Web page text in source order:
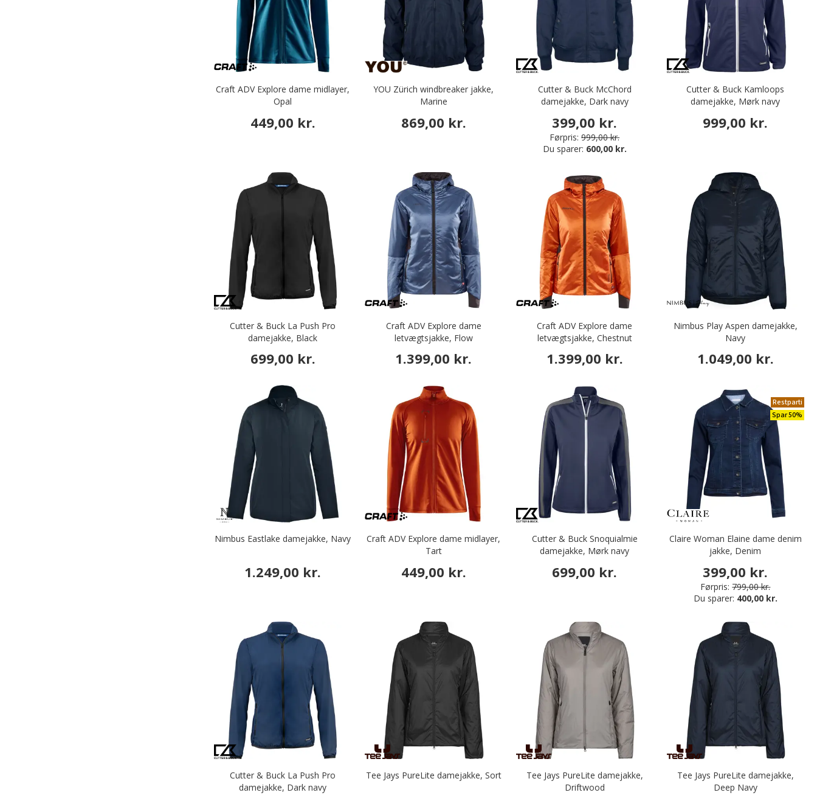
Craft ADV Explore dame midlayer,
Opal
449,00 kr.
YOU Zürich windbreaker jakke,
Marine
869,00 kr.
Cutter & Buck McChord
damejakke, Dark navy
399,00 kr.
Førpris: 999,00 kr.
Du sparer: 600,00 kr.
Cutter & Buck Kamloops
damejakke, Mørk navy
999,00 kr.
Cutter & Buck La Push Pro
damejakke, Black
699,00 kr.
Craft ADV Explore dame
letvægtsjakke, Flow
1.399,00 kr.
Craft ADV Explore dame
letvægtsjakke, Chestnut
1.399,00 kr.
Nimbus Play Aspen damejakke,
Navy
1.049,00 kr.
Nimbus Eastlake damejakke, Navy
1.249,00 kr.
Craft ADV Explore dame midlayer,
Tart
449,00 kr.
Cutter & Buck Snoquialmie
damejakke, Mørk navy
699,00 kr.
Restparti
Spar 50%
Claire Woman Elaine dame denim
jakke, Denim
399,00 kr.
Førpris: 799,00 kr.
Du sparer: 400,00 kr.
Cutter & Buck La Push Pro
damejakke, Dark navy
Tee Jays PureLite damejakke, Sort
Tee Jays PureLite damejakke,
Driftwood
Tee Jays PureLite damejakke,
Deep Navy